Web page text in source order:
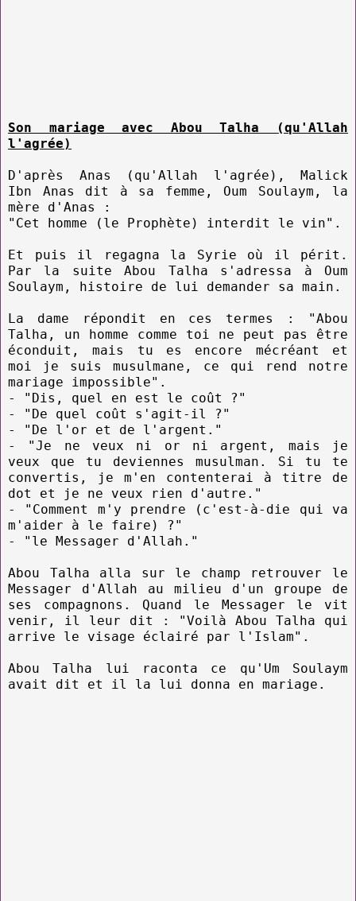
Son mariage avec Abou Talha (qu'Allah
l'agrée)
D'après Anas (qu'Allah l'agrée), Malick
Ibn Anas dit à sa femme, Oum Soulaym, la
mère d'Anas :
"Cet homme (le Prophète) interdit le vin".
Et puis il regagna la Syrie où il périt.
Par la suite Abou Talha s'adressa à Oum
Soulaym, histoire de lui demander sa main.
La dame répondit en ces termes : "Abou
Talha, un homme comme toi ne peut pas être
éconduit, mais tu es encore mécréant et
moi je suis musulmane, ce qui rend notre
mariage impossible".
- "Dis, quel en est le coût ?"
- "De quel coût s'agit-il ?"
- "De l'or et de l'argent."
- "Je ne veux ni or ni argent, mais je
veux que tu deviennes musulman. Si tu te
convertis, je m'en contenterai à titre de
dot et je ne veux rien d'autre."
- "Comment m'y prendre (c'est-à-die qui va
m'aider à le faire) ?"
- "le Messager d'Allah."
Abou Talha alla sur le champ retrouver le
Messager d'Allah au milieu d'un groupe de
ses compagnons. Quand le Messager le vit
venir, il leur dit : "Voilà Abou Talha qui
arrive le visage éclairé par l'Islam".
Abou Talha lui raconta ce qu'Um Soulaym
avait dit et il la lui donna en mariage.